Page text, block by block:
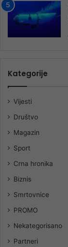
Kategorije
Vijesti
Društvo
Magazin
Sport
Crna hronika
Biznis
Smrtovnice
PROMO
Nekategorisano
Partneri